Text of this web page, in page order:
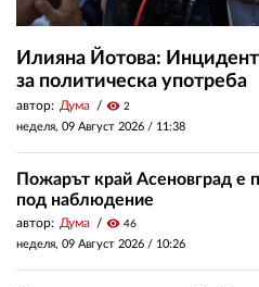
Илияна Йотова:
за политическа употреба
автор: Дума visibility 2
неделя, 09 Август 2026 / 11:38
Пожарът край Асеновград е
под наблюдение
автор: Дума visibility 46
неделя, 09 Август 2026 / 10:26